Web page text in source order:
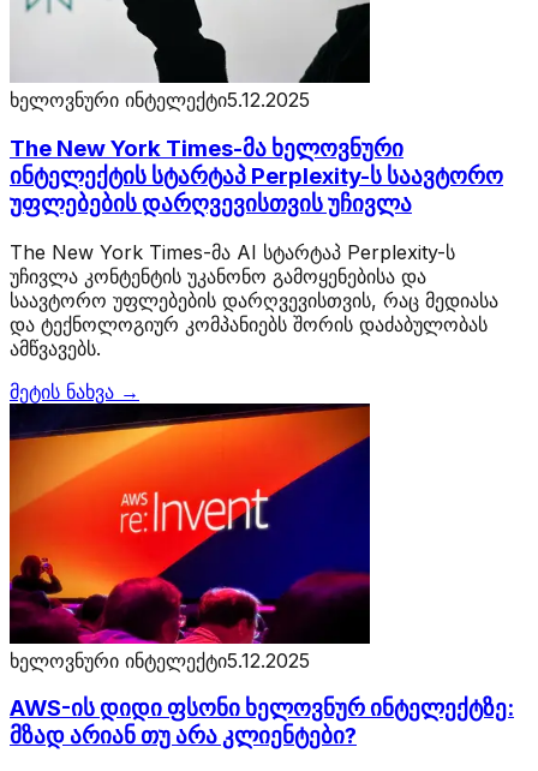
ხელოვნური ინტელექტი5.12.2025
The New York Times-მა ხელოვნური
ინტელექტის სტარტაპ Perplexity-ს საავტორო
უფლებების დარღვევისთვის უჩივლა
The New York Times-მა AI სტარტაპ Perplexity-ს
უჩივლა კონტენტის უკანონო გამოყენებისა და
საავტორო უფლებების დარღვევისთვის, რაც მედიასა
და ტექნოლოგიურ კომპანიებს შორის დაძაბულობას
ამწვავებს.
მეტის ნახვა →
ხელოვნური ინტელექტი5.12.2025
AWS-ის დიდი ფსონი ხელოვნურ ინტელექტზე:
მზად არიან თუ არა კლიენტები?